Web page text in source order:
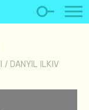
/ DANYIL ILKIV